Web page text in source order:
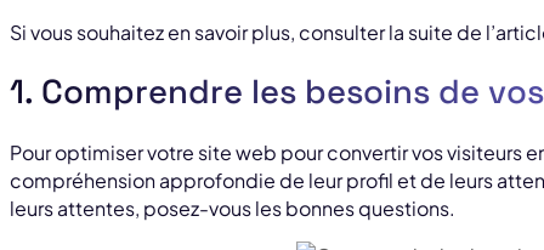
Si vous souhaitez en savoir plus, consulter la suite de
1. Comprendre les besoins de
Pour optimiser votre site web pour convertir vos visiteurs
compréhension approfondie de leur profil et de leurs
leurs attentes, posez-vous les bonnes questions.